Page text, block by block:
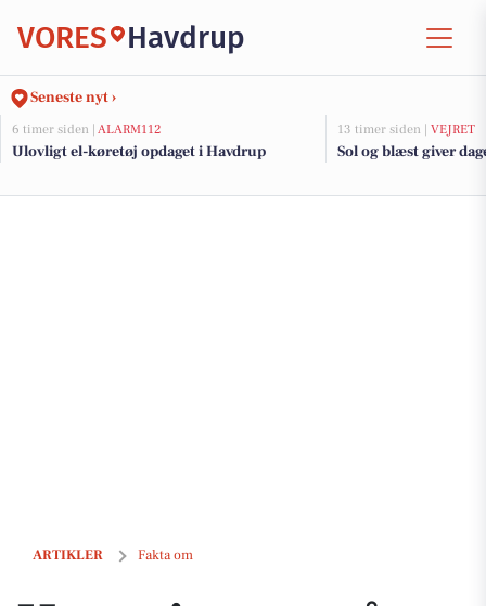
VORES Havdrup
Seneste nyt ›
6 timer siden | ALARM112
Ulovligt el-køretøj opdaget i Havdrup
13 timer siden | VEJRET
Sol og blæst giver
ARTIKLER Fakta om
Huspriserne går op i Solrød Kommune